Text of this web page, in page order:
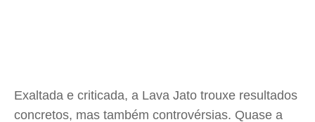
Exaltada e criticada, a Lava Jato trouxe resultados
concretos, mas também controvérsias. Quase a